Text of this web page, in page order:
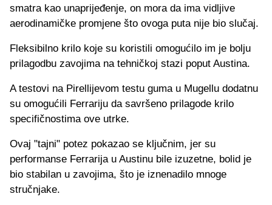
smatra kao unaprijeđenje, on mora da ima vidljive
aerodinamičke promjene što ovoga puta nije bio slučaj.
Fleksibilno krilo koje su koristili omogućilo im je bolju
prilagodbu zavojima na tehničkoj stazi poput Austina.
A testovi na Pirellijevom testu guma u Mugellu dodatnu
su omogućili Ferrariju da savršeno prilagode krilo
specifičnostima ove utrke.
Ovaj "tajni" potez pokazao se ključnim, jer su
performanse Ferrarija u Austinu bile izuzetne, bolid je
bio stabilan u zavojima, što je iznenadilo mnoge
stručnjake.